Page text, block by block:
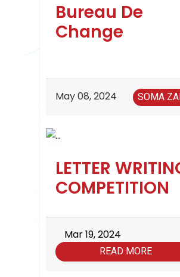
Bureau De
Change
May 08, 2024 SOMA
LETTER
COMPETITION
Mar 19, 2024
READ MORE